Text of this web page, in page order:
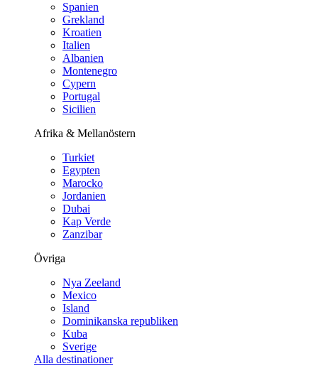
Spanien
Grekland
Kroatien
Italien
Albanien
Montenegro
Cypern
Portugal
Sicilien
Afrika & Mellanöstern
Turkiet
Egypten
Marocko
Jordanien
Dubai
Kap Verde
Zanzibar
Övriga
Nya Zeeland
Mexico
Island
Dominikanska republiken
Kuba
Sverige
Alla destinationer